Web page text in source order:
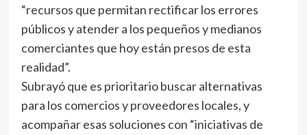
“recursos que permitan rectificar los errores
públicos y atender a los pequeños y medianos
comerciantes que hoy están presos de esta
realidad”.
Subrayó que es prioritario buscar alternativas
para los comercios y proveedores locales, y
acompañar esas soluciones con “iniciativas de